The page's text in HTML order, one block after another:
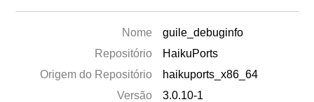
Nome
guile_debuginfo
Repositório
HaikuPorts
Origem do Repositório
haikuports_x86_64
Versão
3.0.10-1